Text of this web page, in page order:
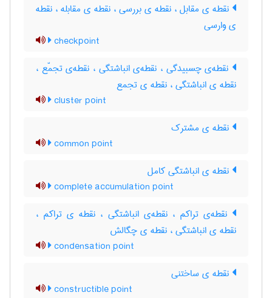
نقطه ی مقابل ، نقطه ی بررسی ، نقطه ی مقابله ، نقطه
ی وارسی
checkpoint
نقطه‌ی چسبیدگی ، نقطه‌ی انباشتگی ، نقطه‌ی تجمّع ،
نقطه ی انباشتگی ، نقطه ی تجمع
cluster point
نقطه ی مشترک
common point
نقطه ی انباشتگی کامل
complete accumulation point
نقطه‌ی تراکم ، نقطه‌ی انباشتگی ، نقطه ی تراکم ،
نقطه ی انباشتگی ، نقطه ی چگالش
condensation point
نقطه ی ساختنی
constructible point